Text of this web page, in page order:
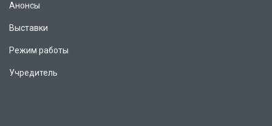
Анонсы
Выставки
Режим работы
Учредитель